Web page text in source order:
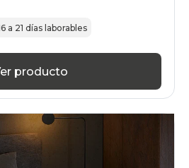
a 21 días laborables
producto